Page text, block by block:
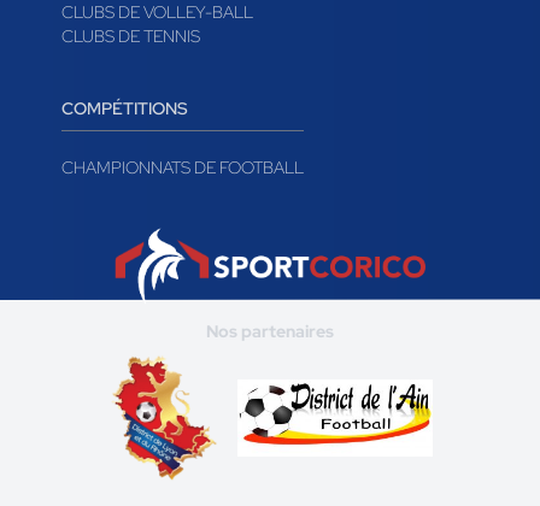
CLUBS DE VOLLEY-BALL
CLUBS DE TENNIS
COMPÉTITIONS
CHAMPIONNATS DE FOOTBALL
Nos partenaires